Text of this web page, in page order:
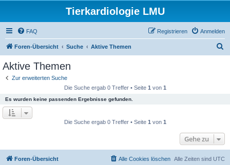
Tierkardiologie LMU
FAQ Anmelden
Registrieren
Foren-Übersicht Suche Aktive Themen
Aktive Themen
Zur erweiterten Suche
Die Suche ergab 0 Treffer • Seite 1 von 1
Es wurden keine passenden Ergebnisse gefunden.
Die Suche ergab 0 Treffer • Seite 1 von 1
Gehe zu
Foren-Übersicht Alle Zeiten sind UTC
Alle Cookies löschen